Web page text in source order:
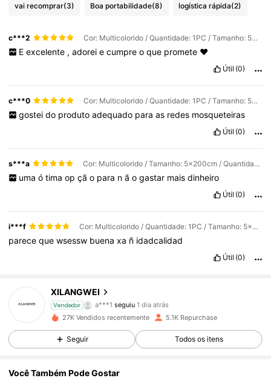
vai recomprar(3) Boa portabilidade(8) logística rápida(2)
c***2 Cor: Multicolorido / Quantidade: 1PC / Tamanho: 5x200cm
E excelente , adorei e cumpre o que promete ❤️
Útil (0)
c***0 Cor: Multicolorido / Quantidade: 1PC / Tamanho: 5x200cm
gostei do produto adequado para as redes mosqueteiras
Útil (0)
s***a Cor: Multicolorido / Tamanho: 5x200cm / Quantidade: 1PC
uma ó tima op çã o para n ã o gastar mais dinheiro
Útil (0)
i***f Cor: Multicolorido / Quantidade: 1PC / Tamanho: 5x200cm
parecequewsessw buenaxa ñ idadcalidad
Útil (0)
XILANGWEI
Vendedor a***1 seguiu 1 dia atrás
4,88
448 Seguidores
448 Seguidores
4,88 448 Seguidores
27K Vendidos recentemente 5.1K Repurchase
Seguir Todos os itens
Você Também Pode Gostar